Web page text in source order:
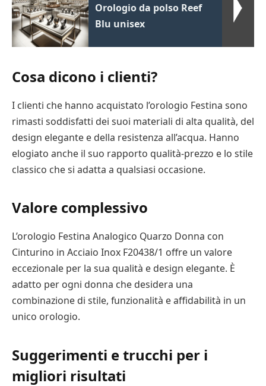
Orologio da polso Reef
Blu unisex
Cosa dicono i clienti?
I clienti che hanno acquistato l’orologio Festina sono
rimasti soddisfatti dei suoi materiali di alta qualità, del
design elegante e della resistenza all’acqua. Hanno
elogiato anche il suo rapporto qualità-prezzo e lo stile
classico che si adatta a qualsiasi occasione.
Valore complessivo
L’orologio Festina Analogico Quarzo Donna con
Cinturino in Acciaio Inox F20438/1 offre un valore
eccezionale per la sua qualità e design elegante. È
adatto per ogni donna che desidera una
combinazione di stile, funzionalità e affidabilità in un
unico orologio.
Suggerimenti e trucchi per i
migliori risultati